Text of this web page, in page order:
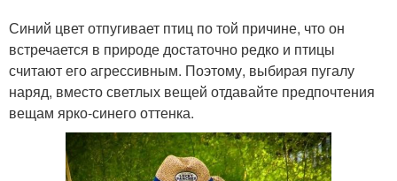
Синий цвет отпугивает птиц по той причине, что он
встречается в природе достаточно редко и птицы
считают его агрессивным. Поэтому, выбирая пугалу
наряд, вместо светлых вещей отдавайте предпочтения
вещам ярко-синего оттенка.